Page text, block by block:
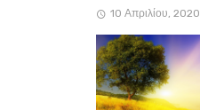
10 Απριλίου, 2020